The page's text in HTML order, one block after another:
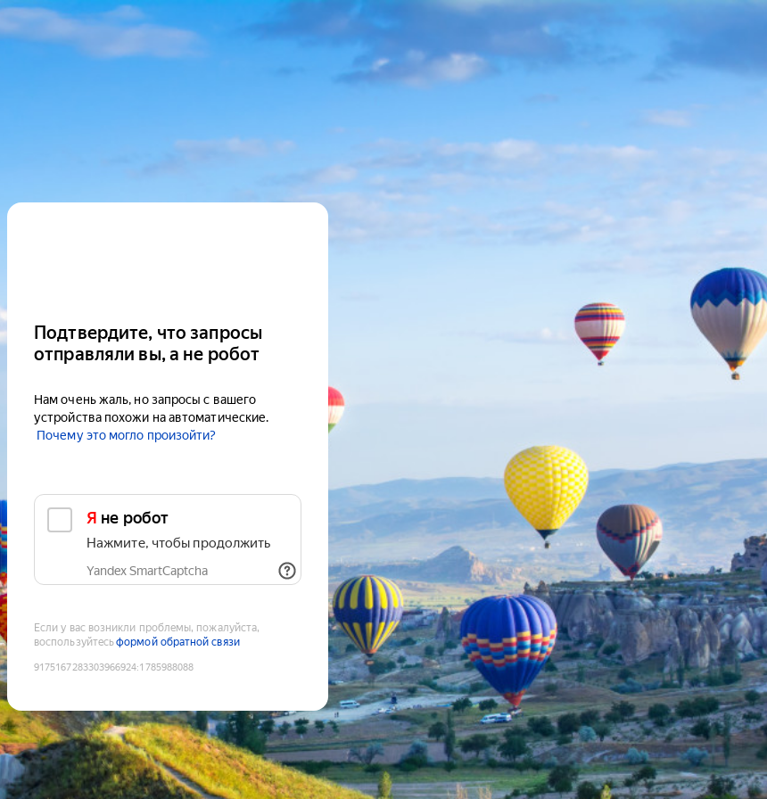
Подтвердите, что запросы
отправляли вы, а не робот
Нам очень жаль, но запросы с вашего
устройства похожи на автоматические.
Почему это могло произойти?
Я не робот
Нажмите, чтобы продолжить
Yandex SmartCaptcha
Если у вас возникли проблемы, пожалуйста,
воспользуйтесьформой обратной связи
9175167283303966924:1785988088